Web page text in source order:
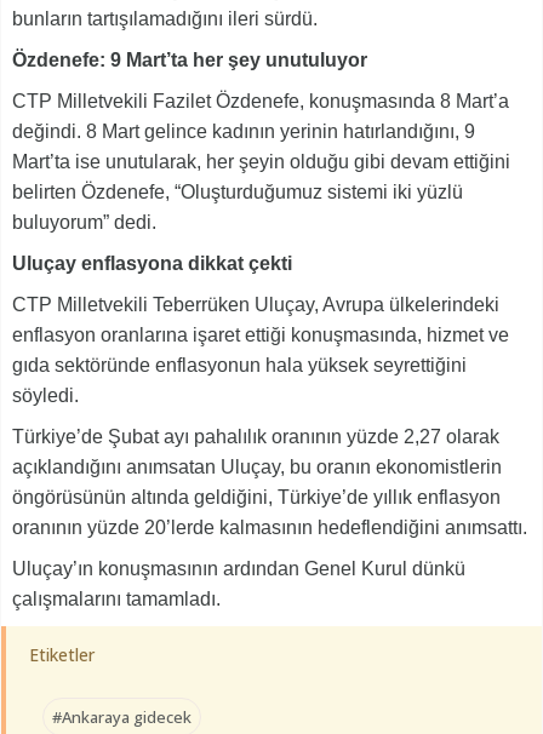
bunların tartışılamadığını ileri sürdü.
Özdenefe: 9 Mart’ta her şey unutuluyor
CTP Milletvekili Fazilet Özdenefe, konuşmasında 8 Mart’a
değindi. 8 Mart gelince kadının yerinin hatırlandığını, 9
Mart’ta ise unutularak, her şeyin olduğu gibi devam ettiğini
belirten Özdenefe, “Oluşturduğumuz sistemi iki yüzlü
buluyorum” dedi.
Uluçay enflasyona dikkat çekti
CTP Milletvekili Teberrüken Uluçay, Avrupa ülkelerindeki
enflasyon oranlarına işaret ettiği konuşmasında, hizmet ve
gıda sektöründe enflasyonun hala yüksek seyrettiğini
söyledi.
Türkiye’de Şubat ayı pahalılık oranının yüzde 2,27 olarak
açıklandığını anımsatan Uluçay, bu oranın ekonomistlerin
öngörüsünün altında geldiğini, Türkiye’de yıllık enflasyon
oranının yüzde 20’lerde kalmasının hedeflendiğini anımsattı.
Uluçay’ın konuşmasının ardından Genel Kurul dünkü
çalışmalarını tamamladı.
Etiketler
#Ankaraya gidecek